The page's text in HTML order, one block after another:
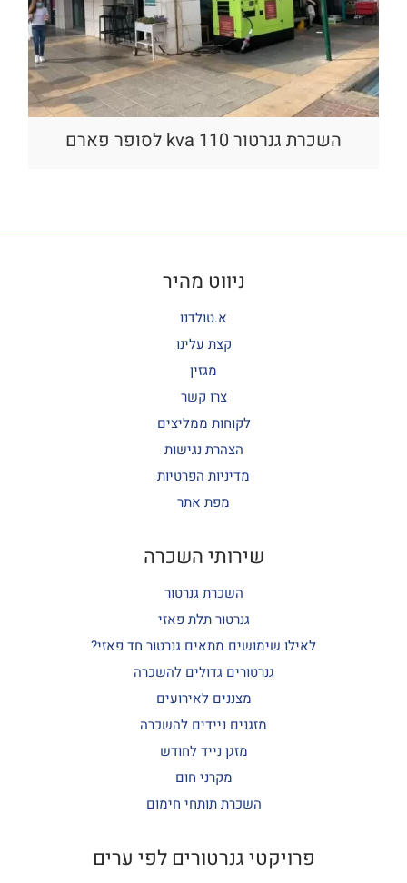
השכרת גנרטור 110 kva לסופר פארם
ניווט מהיר
א.טולדנו
קצת עלינו
מגזין
צרו קשר
לקוחות ממליצים
הצהרת נגישות
מדיניות הפרטיות
מפת אתר
שירותי השכרה
השכרת גנרטור
גנרטור תלת פאזי
לאילו שימושים מתאים גנרטור חד פאזי?
גנרטורים גדולים להשכרה
מצננים לאירועים
מזגנים ניידים להשכרה
מזגן נייד לחודש
מקרני חום
השכרת תותחי חימום
פרויקטי גנרטורים לפי ערים